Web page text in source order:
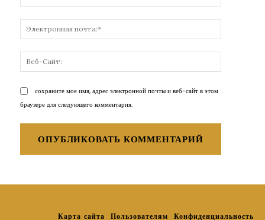
почта:*
Сайт:
сохраните мое имя, адрес электронной почты и веб-сайт в этом
браузере для следующего комментария.
Карта сайта Пользователям Конфиденциальность